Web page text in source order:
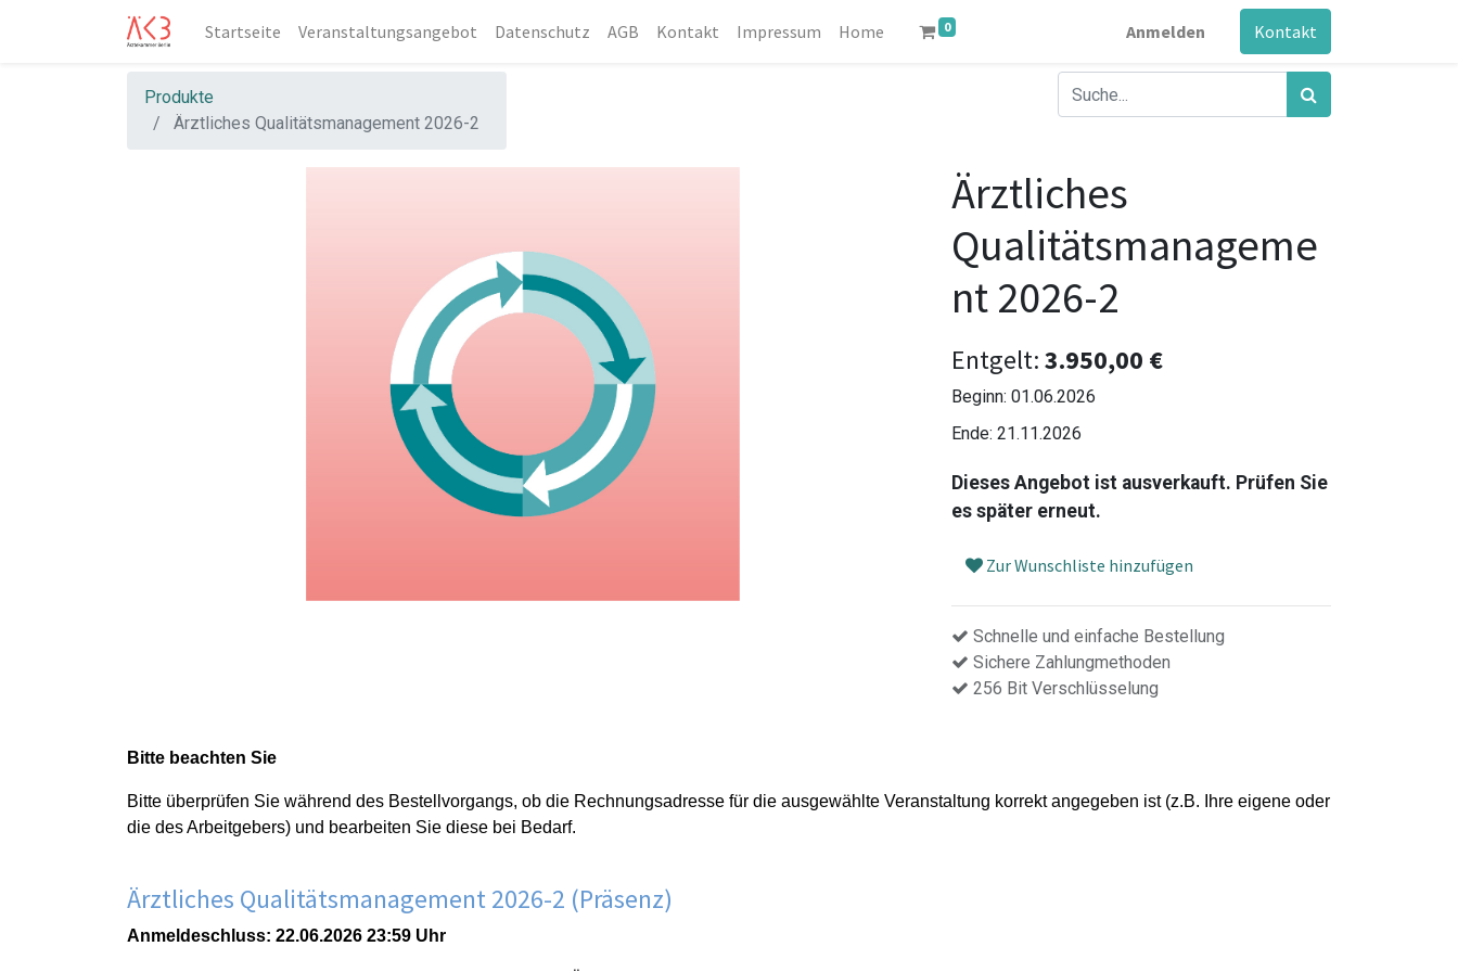
Startseite Veranstaltungsangebot Datenschutz AGB Kontakt Impressum Home 0 Anmelden Kontakt
Produkte
Ärztliches Qualitätsmanagement 2026-2
Ärztliches
Qualitätsmanageme
nt 2026-2
Entgelt:3.950,00 €
Beginn: 01.06.2026
Ende: 21.11.2026
Dieses Angebot ist ausverkauft. Prüfen Sie
es später erneut.
Zur Wunschliste hinzufügen
Schnelle und einfache Bestellung
Sichere Zahlungmethoden
256 Bit Verschlüsselung
Bitte beachten Sie
Bitte überprüfen Sie während des Bestellvorgangs, ob die Rechnungsadresse für die ausgewählte Veranstaltung korrekt angegeben ist (z.B. Ihre eigene oder
die des Arbeitgebers) und bearbeiten Sie diese bei Bedarf.
Ärztliches Qualitätsmanagement 2026-2 (Präsenz)
Anmeldeschluss: 22.06.2026 23:59 Uhr